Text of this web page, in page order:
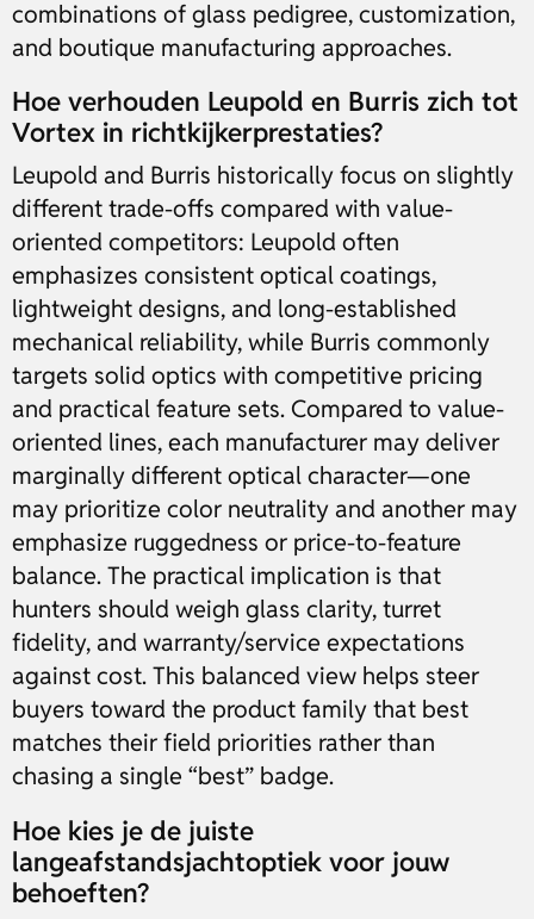
combinations of glass pedigree, customization,
and boutique manufacturing approaches.
Hoe verhouden Leupold en Burris zich tot
Vortex in richtkijkerprestaties?
Leupold and Burris historically focus on slightly
different trade-offs compared with value-
oriented competitors: Leupold often
emphasizes consistent optical coatings,
lightweight designs, and long-established
mechanical reliability, while Burris commonly
targets solid optics with competitive pricing
and practical feature sets. Compared to value-
oriented lines, each manufacturer may deliver
marginally different optical character—one
may prioritize color neutrality and another may
emphasize ruggedness or price-to-feature
balance. The practical implication is that
hunters should weigh glass clarity, turret
fidelity, and warranty/service expectations
against cost. This balanced view helps steer
buyers toward the product family that best
matches their field priorities rather than
chasing a single “best” badge.
Hoe kies je de juiste
langeafstandsjachtoptiek voor jouw
behoeften?